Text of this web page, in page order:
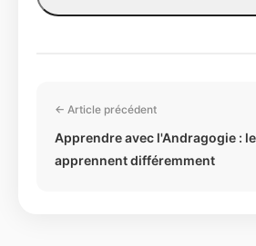
← Article précédent
Apprendre avec l'Andragogie :
apprennent différemment